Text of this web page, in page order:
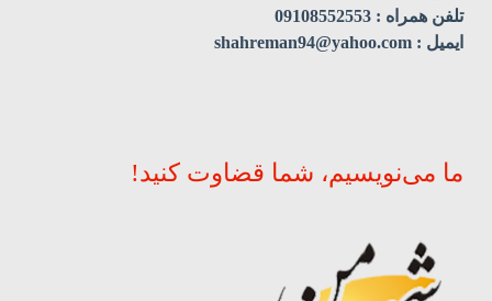
تلفن همراه : 09108552553
ایمیل : shahreman94@yahoo.com
ما می‌نویسیم، شما قضاوت کنید!